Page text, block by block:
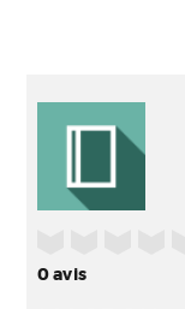
0avis